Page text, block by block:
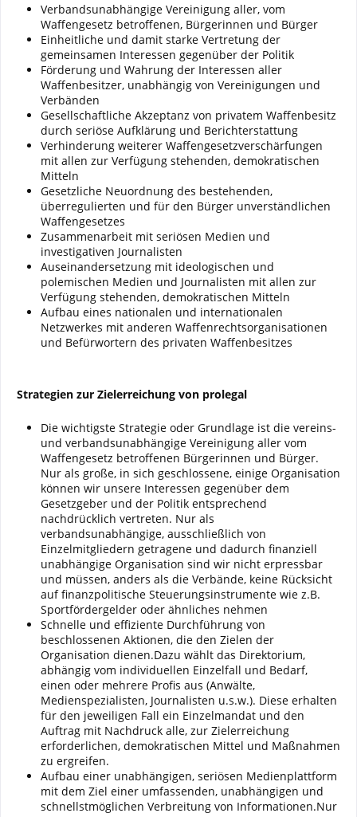
Verbandsunabhängige Vereinigung aller, vom
Waffengesetz betroffenen, Bürgerinnen und Bürger
Einheitliche und damit starke Vertretung der
gemeinsamen Interessen gegenüber der Politik
Förderung und Wahrung der Interessen aller
Waffenbesitzer, unabhängig von Vereinigungen und
Verbänden
Gesellschaftliche Akzeptanz von privatem Waffenbesitz
durch seriöse Aufklärung und Berichterstattung
Verhinderung weiterer Waffengesetzverschärfungen
mit allen zur Verfügung stehenden, demokratischen
Mitteln
Gesetzliche Neuordnung des bestehenden,
überregulierten und für den Bürger unverständlichen
Waffengesetzes
Zusammenarbeit mit seriösen Medien und
investigativen Journalisten
Auseinandersetzung mit ideologischen und
polemischen Medien und Journalisten mit allen zur
Verfügung stehenden, demokratischen Mitteln
Aufbau eines nationalen und internationalen
Netzwerkes mit anderen Waffenrechtsorganisationen
und Befürwortern des privaten Waffenbesitzes
Strategien zur Zielerreichung von prolegal
Die wichtigste Strategie oder Grundlage ist die vereins-
und verbandsunabhängige Vereinigung aller vom
Waffengesetz betroffenen Bürgerinnen und Bürger.
Nur als große, in sich geschlossene, einige Organisation
können wir unsere Interessen gegenüber dem
Gesetzgeber und der Politik entsprechend
nachdrücklich vertreten. Nur als
verbandsunabhängige, ausschließlich von
Einzelmitgliedern getragene und dadurch finanziell
unabhängige Organisation sind wir nicht erpressbar
und müssen, anders als die Verbände, keine Rücksicht
auf finanzpolitische Steuerungsinstrumente wie z.B.
Sportfördergelder oder ähnliches nehmen
Schnelle und effiziente Durchführung von
beschlossenen Aktionen, die den Zielen der
Organisation dienen.Dazu wählt das Direktorium,
abhängig vom individuellen Einzelfall und Bedarf,
einen oder mehrere Profis aus (Anwälte,
Medienspezialisten, Journalisten u.s.w.). Diese erhalten
für den jeweiligen Fall ein Einzelmandat und den
Auftrag mit Nachdruck alle, zur Zielerreichung
erforderlichen, demokratischen Mittel und Maßnahmen
zu ergreifen.
Aufbau einer unabhängigen, seriösen Medienplattform
mit dem Ziel einer umfassenden, unabhängigen und
schnellstmöglichen Verbreitung von Informationen.Nur